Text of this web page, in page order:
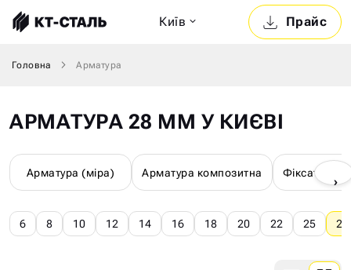
Прайс
Київ
Головна Арматура
АРМАТУРА 28 ММ У КИЄВІ
Арматура (міра) Арматура композитна Фіксатори
›
6 8 10 12 14 16 18 20 22 25 28